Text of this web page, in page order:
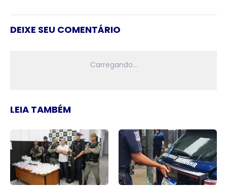
DEIXE SEU COMENTÁRIO
LEIA TAMBÉM